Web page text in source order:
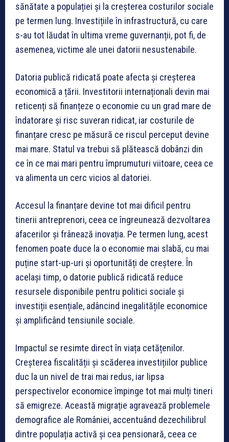
sănătate a populației și la creșterea costurilor sociale
pe termen lung. Investițiile în infrastructură, cu care
s-au tot lăudat în ultima vreme guvernanții, pot fi, de
asemenea, victime ale unei datorii nesustenabile.
Datoria publică ridicată poate afecta și creșterea
economică a țării. Investitorii internaționali devin mai
reticenți să finanțeze o economie cu un grad mare de
îndatorare și risc suveran ridicat, iar costurile de
finanțare cresc pe măsură ce riscul perceput devine
mai mare. Statul va trebui să plătească dobânzi din
ce în ce mai mari pentru împrumuturi viitoare, ceea ce
va alimenta un cerc vicios al datoriei.
Accesul la finanțare devine tot mai dificil pentru
tinerii antreprenori, ceea ce îngreunează dezvoltarea
afacerilor și frânează inovația. Pe termen lung, acest
fenomen poate duce la o economie mai slabă, cu mai
puține start-up-uri și oportunități de creștere. În
același timp, o datorie publică ridicată reduce
resursele disponibile pentru politici sociale și
investiții esențiale, adâncind inegalitățile economice
și amplificând tensiunile sociale.
Impactul se resimte direct în viața cetățenilor.
Creșterea fiscalității și scăderea investițiilor publice
duc la un nivel de trai mai redus, iar lipsa
perspectivelor economice împinge tot mai mulți tineri
să emigreze. Această migrație agravează problemele
demografice ale României, accentuând dezechilibrul
dintre populația activă și cea pensionară, ceea ce